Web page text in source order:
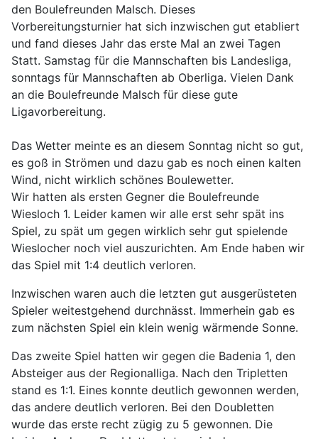
den Boulefreunden Malsch. Dieses
Vorbereitungsturnier hat sich inzwischen gut etabliert
und fand dieses Jahr das erste Mal an zwei Tagen
Statt. Samstag für die Mannschaften bis Landesliga,
sonntags für Mannschaften ab Oberliga. Vielen Dank
an die Boulefreunde Malsch für diese gute
Ligavorbereitung.
Das Wetter meinte es an diesem Sonntag nicht so gut,
es goß in Strömen und dazu gab es noch einen kalten
Wind, nicht wirklich schönes Boulewetter.
Wir hatten als ersten Gegner die Boulefreunde
Wiesloch 1. Leider kamen wir alle erst sehr spät ins
Spiel, zu spät um gegen wirklich sehr gut spielende
Wieslocher noch viel auszurichten. Am Ende haben wir
das Spiel mit 1:4 deutlich verloren.
Inzwischen waren auch die letzten gut ausgerüsteten
Spieler weitestgehend durchnässt. Immerhein gab es
zum nächsten Spiel ein klein wenig wärmende Sonne.
Das zweite Spiel hatten wir gegen die Badenia 1, den
Absteiger aus der Regionalliga. Nach den Tripletten
stand es 1:1. Eines konnte deutlich gewonnen werden,
das andere deutlich verloren. Bei den Doubletten
wurde das erste recht zügig zu 5 gewonnen. Die